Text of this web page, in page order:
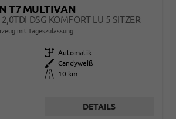
T7 MULTIVAN
DSG KOMFORT LÜ 5 SITZER
mit Tageszulassung
Getriebe Automatik
Außenfarbe
Candyweiß
Kilometerstand
10 km
DETAILS